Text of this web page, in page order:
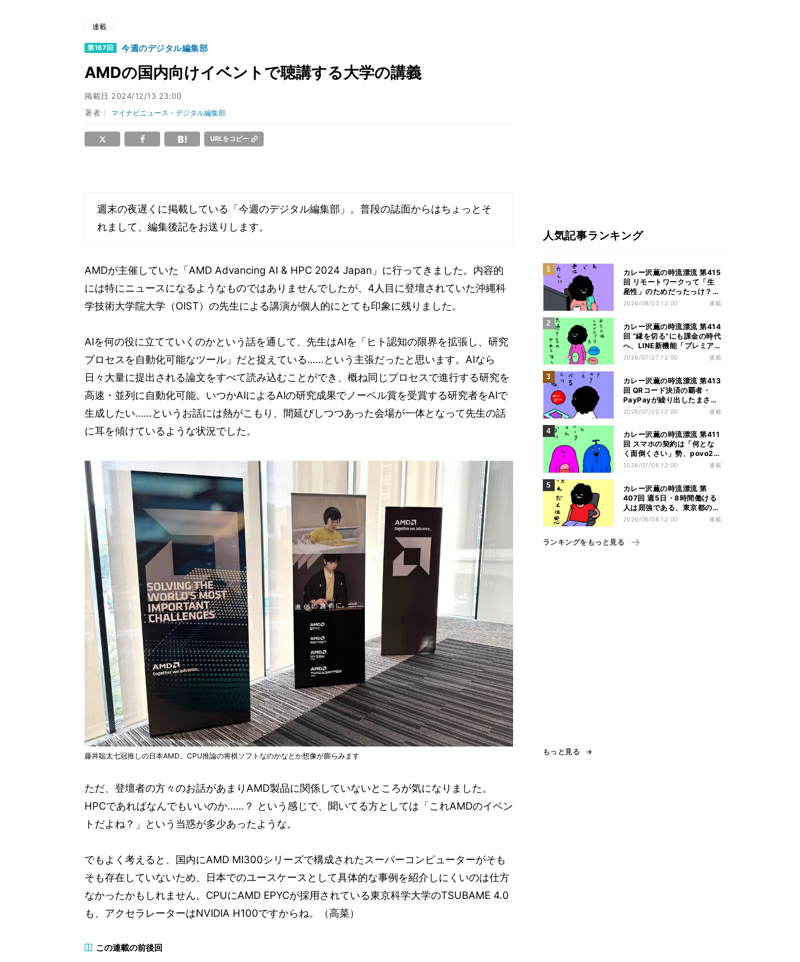
連載
第167回 今週のデジタル編集部
AMDの国内向けイベントで聴講する大学の講義
掲載日 2024/12/13 23:00
著者： マイナビニュース・デジタル編集部
URLをコピー
週末の夜遅くに掲載している「今週のデジタル編集部」。普段の誌面からはちょっとそ
れまして、編集後記をお送りします。
AMDが主催していた「AMD Advancing AI & HPC 2024 Japan」に行ってきました。内容的
には特にニュースになるようなものではありませんでしたが、4人目に登壇されていた沖縄科
学技術大学院大学（OIST）の先生による講演が個人的にとても印象に残りました。
AIを何の役に立てていくのかという話を通して、先生はAIを「ヒト認知の限界を拡張し、研究
プロセスを自動化可能なツール」だと捉えている……という主張だったと思います。AIなら
日々大量に提出される論文をすべて読み込むことができ、概ね同じプロセスで進行する研究を
高速・並列に自動化可能。いつかAIによるAIの研究成果でノーベル賞を受賞する研究者をAIで
生成したい……というお話には熱がこもり、間延びしつつあった会場が一体となって先生の話
に耳を傾けているような状況でした。
藤井聡太七冠推しの日本AMD。CPU推論の将棋ソフトなのかなとか想像が膨らみます
ただ、登壇者の方々のお話があまりAMD製品に関係していないところが気になりました。
HPCであればなんでもいいのか……？ という感じで、聞いてる方としては「これAMDのイベン
トだよね？」という当惑が多少あったような。
でもよく考えると、国内にAMD MI300シリーズで構成されたスーパーコンピューターがそも
そも存在していないため、日本でのユースケースとして具体的な事例を紹介しにくいのは仕方
なかったかもしれません。CPUにAMD EPYCが採用されている東京科学大学のTSUBAME 4.0
も、アクセラレーターはNVIDIA H100ですからね。（高菜）
この連載の前後回
人気記事ランキング
カレー沢薫の時流漂流 第415
回 リモートワークって「生
産性」のためだったっけ？
GMOの在宅勤務廃止で考え
2026/08/03 12:00 連載
カレー沢薫の時流漂流 第414
回 “縁を切る”にも課金の時代
へ、LINE新機能「プレミア
ムブロック」が好評
2026/07/27 12:00 連載
カレー沢薫の時流漂流 第413
回 QRコード決済の覇者・
PayPayが繰り出したまさか
の一手「他社カード利用券」
2026/07/20 12:00 連載
カレー沢薫の時流漂流 第411
回 スマホの契約は「何とな
く面倒くさい」勢、povo2.0
と楽天モバイルのすったもん
2026/07/06 12:00 連載
カレー沢薫の時流漂流 第
407回 週5日・8時間働ける
人は屈強である、東京都のハ
ーフパンツ解禁から考える
2026/06/08 12:00 連載
ランキングをもっと見る
もっと見る